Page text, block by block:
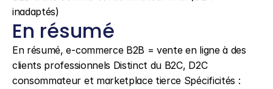
inadaptés)
En résumé
En résumé, e-commerce B2B = vente en ligne à des
clients professionnels Distinct du B2C, D2C
consommateur et marketplace tierce Spécificités :